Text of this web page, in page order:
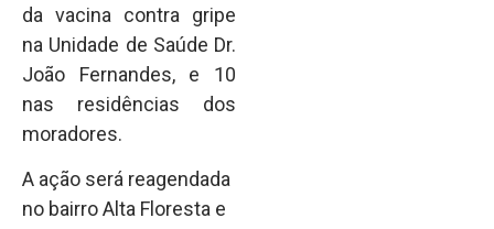
da vacina contra gripe
na Unidade de Saúde Dr.
João Fernandes, e 10
nas residências dos
moradores.
A ação será reagendada
no bairro Alta Floresta e